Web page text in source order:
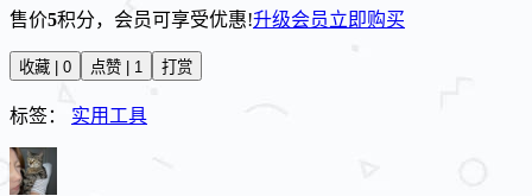
售价5积分，会员可享受优惠!升级会员立即购买
收藏 | 0 点赞 | 1 打赏
标签： 实用工具